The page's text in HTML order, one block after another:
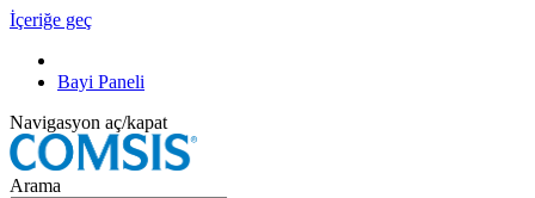
İçeriğe geç
Bayi Paneli
Navigasyon aç/kapat
Arama